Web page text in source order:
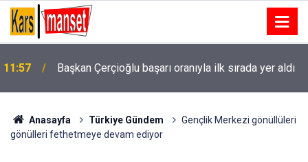
11:54
karabatakların yuvası oldu
Anasayfa Türkiye Gündem
Gençlik Merkezi gönüllüleri
gönülleri fethetmeye devam ediyor